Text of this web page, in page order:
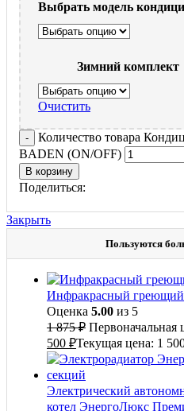
Выбрать модель
Зимний комплект
Очистить
Количество товара
BADEN (ON/OFF)
В корзину
Поделиться:
Закрыть
Пользуются
Инфракрасный
Оценка 5.00 из 5
1 875₽ Первоначальная
500 ₽Текущая цена: 1
Электрический
котел ЭнергоЛюкс